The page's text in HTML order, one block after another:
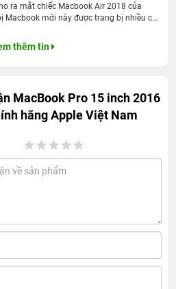
và cũ.
ra mắt chiếc Macbook Air 2018 của
Macbook mới này được trang bị nhiều cải
thêm tin
MacBook Pro 15 inch 2016
hãng Apple Việt Nam